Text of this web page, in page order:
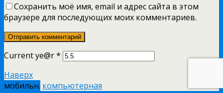
Сохранить моё имя, email и адрес сайта в этом
браузере для последующих моих комментариев.
Current ye@r*
Наверх
мобильн. компьютерная